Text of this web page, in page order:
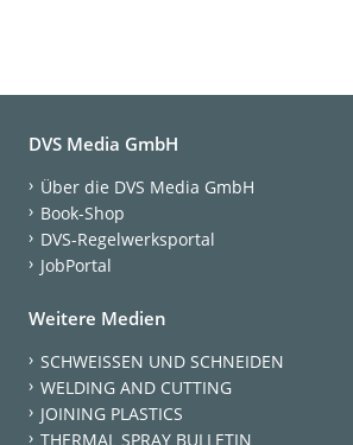
DVS Media GmbH
Über die DVS Media GmbH
Book-Shop
DVS-Regelwerksportal
JobPortal
Weitere Medien
SCHWEISSEN UND SCHNEIDEN
WELDING AND CUTTING
JOINING PLASTICS
THERMAL SPRAY BULLETIN